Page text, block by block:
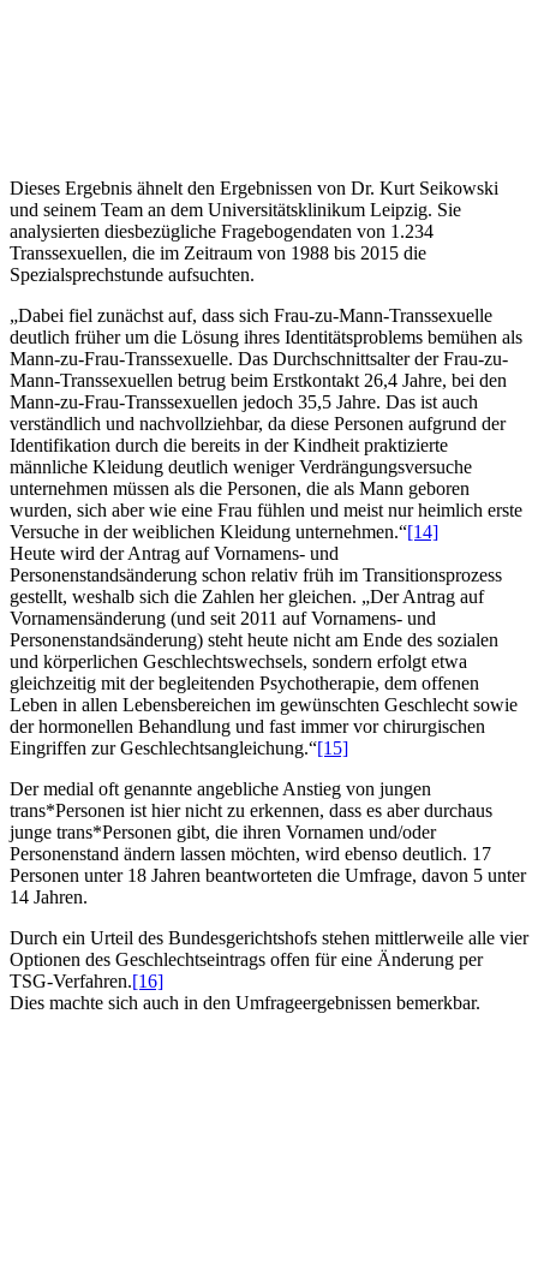
Dieses Ergebnis ähnelt den Ergebnissen von Dr. Kurt Seikowski
und seinem Team an dem Universitätsklinikum Leipzig. Sie
analysierten diesbezügliche Fragebogendaten von 1.234
Transsexuellen, die im Zeitraum von 1988 bis 2015 die
Spezialsprechstunde aufsuchten.
„Dabei fiel zunächst auf, dass sich Frau-zu-Mann-Transsexuelle
deutlich früher um die Lösung ihres Identitätsproblems bemühen als
Mann-zu-Frau-Transsexuelle. Das Durchschnittsalter der Frau-zu-
Mann-Transsexuellen betrug beim Erstkontakt 26,4 Jahre, bei den
Mann-zu-Frau-Transsexuellen jedoch 35,5 Jahre. Das ist auch
verständlich und nachvollziehbar, da diese Personen aufgrund der
Identifikation durch die bereits in der Kindheit praktizierte
männliche Kleidung deutlich weniger Verdrängungsversuche
unternehmen müssen als die Personen, die als Mann geboren
wurden, sich aber wie eine Frau fühlen und meist nur heimlich erste
Versuche in der weiblichen Kleidung unternehmen.“[14]
Heute wird der Antrag auf Vornamens- und
Personenstandsänderung schon relativ früh im Transitionsprozess
gestellt, weshalb sich die Zahlen her gleichen. „Der Antrag auf
Vornamensänderung (und seit 2011 auf Vornamens- und
Personenstandsänderung) steht heute nicht am Ende des sozialen
und körperlichen Geschlechtswechsels, sondern erfolgt etwa
gleichzeitig mit der begleitenden Psychotherapie, dem offenen
Leben in allen Lebensbereichen im gewünschten Geschlecht sowie
der hormonellen Behandlung und fast immer vor chirurgischen
Eingriffen zur Geschlechtsangleichung.“[15]
Der medial oft genannte angebliche Anstieg von jungen
trans*Personen ist hier nicht zu erkennen, dass es aber durchaus
junge trans*Personen gibt, die ihren Vornamen und/oder
Personenstand ändern lassen möchten, wird ebenso deutlich. 17
Personen unter 18 Jahren beantworteten die Umfrage, davon 5 unter
14 Jahren.
Durch ein Urteil des Bundesgerichtshofs stehen mittlerweile alle vier
Optionen des Geschlechtseintrags offen für eine Änderung per
TSG-Verfahren.[16]
Dies machte sich auch in den Umfrageergebnissen bemerkbar.